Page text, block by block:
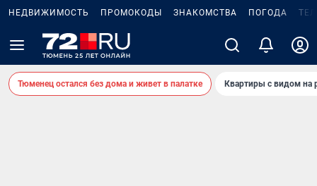
НЕДВИЖИМОСТЬ ПРОМОКОДЫ ЗНАКОМСТВА ПОГОДА
Тюменец остался без дома и живет в палатке Квартиры с видом на